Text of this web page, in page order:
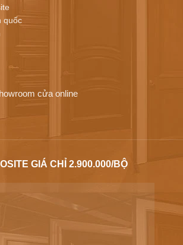
quốc
cửa online
GIÁ CHỈ 2.900.000/BỘ